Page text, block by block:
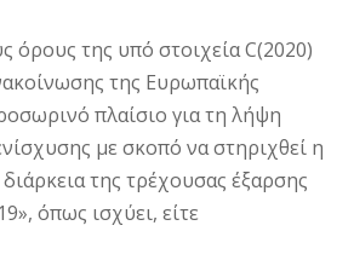
όρους της υπό στοιχεία C(2020)
της Ευρωπαϊκής
πλαίσιο για τη λήψη
με σκοπό να στηριχθεί η
της τρέχουσας έξαρσης
όπως ισχύει, είτε